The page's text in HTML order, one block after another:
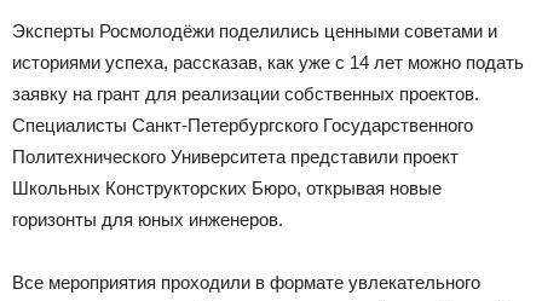
Эксперты Росмолодёжи поделились ценными советами и
историями успеха, рассказав, как уже с 14 лет можно подать
заявку на грант для реализации собственных проектов.
Специалисты Санкт-Петербургского Государственного
Политехнического Университета представили проект
Школьных Конструкторских Бюро, открывая новые
горизонты для юных инженеров.
Все мероприятия проходили в формате увлекательного